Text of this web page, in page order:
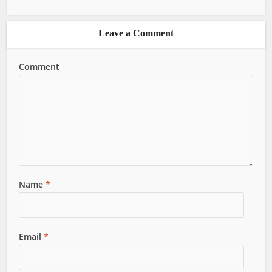
Leave a Comment
Comment
Name*
Email*